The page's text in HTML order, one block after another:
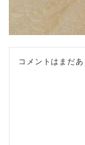
コメントはまだ